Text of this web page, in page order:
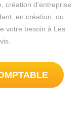
création d'entreprise
en création, ou
votre besoin à Les